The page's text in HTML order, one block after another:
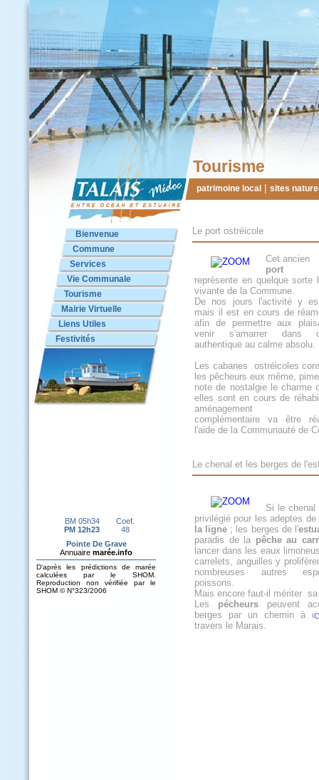
Tourisme
patrimoine local | sites
Le port ostréicole
Cet ancien
port
représente en quelque sorte
vivante de la Commune.
De nos jours l'activité y
mais il est en cours de
afin de permettre aux
venir s'amarrer dans
authentique au calme absolu.
Les cabanes ostréicoles
les pêcheurs eux même,
note de nostalgie le charme
elles sont en cours de
aménagement
complémentaire va être
l'aide de la Communauté de
Le chenal et les berges de
Si le
privilégié pour les adeptes
la ligne ; les berges de l'
paradis de la pêche au
lancer dans les eaux
carrelets, anguilles y
nombreuses autres
poissons.
Mais encore faut-il mériter
Les pécheurspeuvent
berges par un chemin à
travers le Marais.
Bienvenue
Commune
Services
Vie Communale
Tourisme
Mairie Virtuelle
Liens Utiles
Festivités